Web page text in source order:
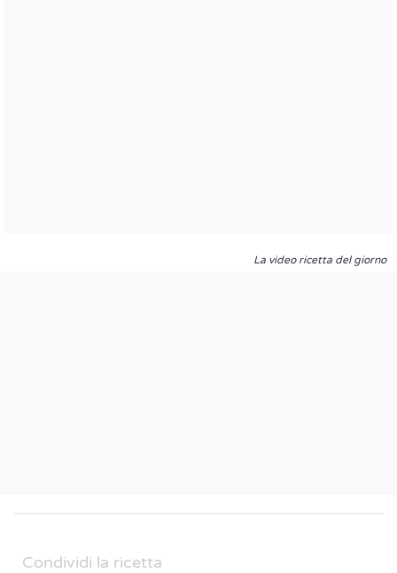
La video ricetta del giorno
Condividi la ricetta